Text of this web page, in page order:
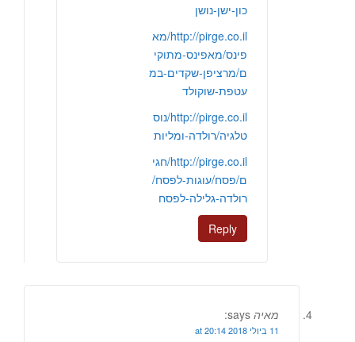
כון-ישן-נושן
http://pirge.co.il/מא
פינס/מאפינס-מתוקי
ם/מרציפן-שקדים-במ
עטפת-שוקולד
http://pirge.co.il/נוס
טלגיה/רולדה-ומליות
http://pirge.co.il/חגי
ם/פסח/עוגות-לפסח/
רולדה-גלילה-לפסח
Reply
מאיה says:
11 ביולי 2018 at 20:14